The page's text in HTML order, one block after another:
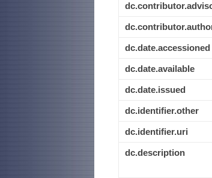
dc.date.accessioned
dc.date.available
dc.date.issued
dc.identifier.other
dc.identifier.uri
dc.description